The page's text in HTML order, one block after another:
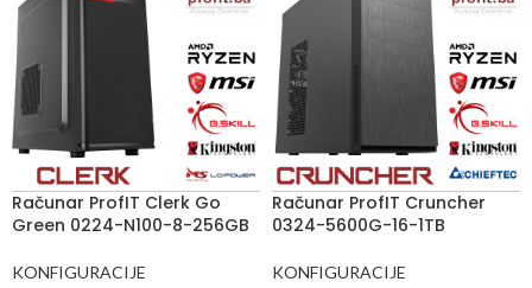
Računar ProfIT Clerk Go
Green 0224-N100-8-256GB
KONFIGURACIJE
Računar ProfIT Cruncher
0324-5600G-16-1TB
KONFIGURACIJE